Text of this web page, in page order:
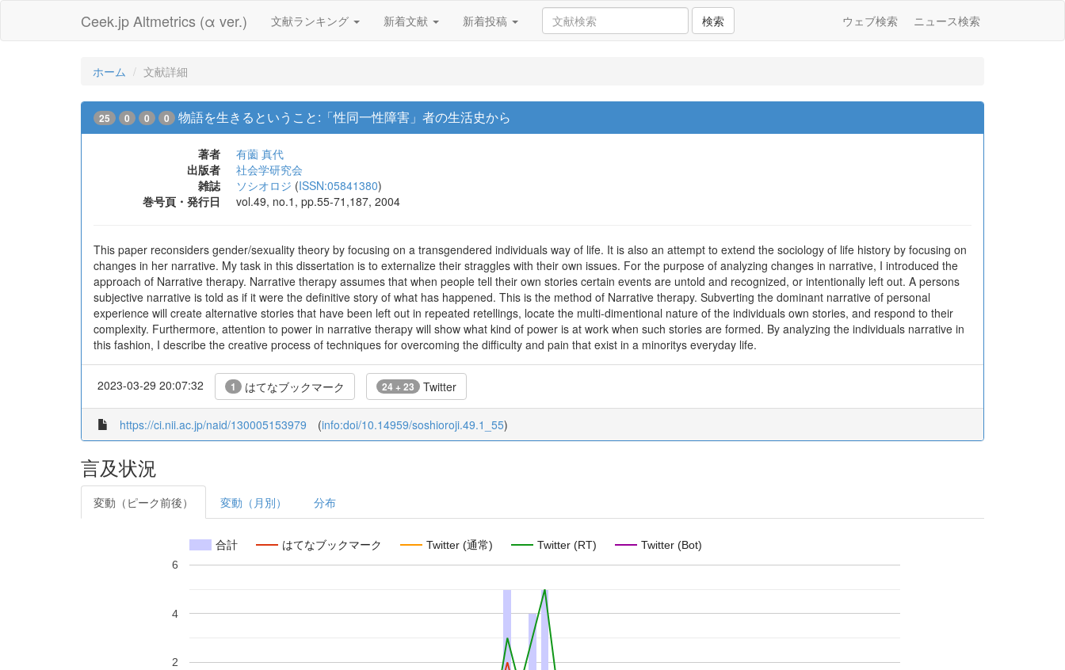
Ceek.jp Altmetrics (α ver.) 文献ランキング 新着文献 新着投稿 検索 ウェブ検索 ニュース検索
ホーム 文献詳細
25 0 0 0 物語を生きるということ:「性同一性障害」者の生活史から
著者
有薗 真代
出版者
社会学研究会
雑誌
ソシオロジ (ISSN:05841380)
巻号頁・発行日
vol.49, no.1, pp.55-71,187, 2004
This paper reconsiders gender/sexuality theory by focusing on a transgendered individuals way of life. It is also an attempt to extend the sociology of life history by focusing on
changes in her narrative. My task in this dissertation is to externalize their straggles with their own issues. For the purpose of analyzing changes in narrative, I introduced the
approach of Narrative therapy. Narrative therapy assumes that when people tell their own stories certain events are untold and recognized, or intentionally left out. A persons
subjective narrative is told as if it were the definitive story of what has happened. This is the method of Narrative therapy. Subverting the dominant narrative of personal
experience will create alternative stories that have been left out in repeated retellings, locate the multi-dimentional nature of the individuals own stories, and respond to their
complexity. Furthermore, attention to power in narrative therapy will show what kind of power is at work when such stories are formed. By analyzing the individuals narrative in
this fashion, I describe the creative process of techniques for overcoming the difficulty and pain that exist in a minoritys everyday life.
2023-03-29 20:07:32 1 はてなブックマーク 24 + 23 Twitter
https://ci.nii.ac.jp/naid/130005153979 (info:doi/10.14959/soshioroji.49.1_55)
言及状況
変動（ピーク前後） 変動（月別） 分布
合計 はてなブックマーク Twitter (通常) Twitter (RT) Twitter (Bot)
2
4
6